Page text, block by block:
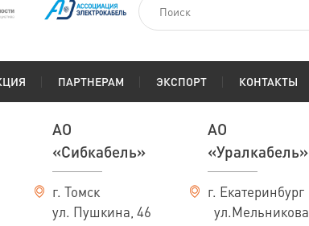
ПАРТНЕРАМ ЭКСПОРТ КОНТАКТЫ
АО
«Сибкабель»
г. Томск
ул. Пушкина, 46
АО
«Уралкабель»
г. Екатеринбург
ул.Мельникова,